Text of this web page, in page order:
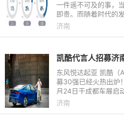
一件遥不可及的事，
即贵。而随着时代的
的年轻一代也有能力
济南
东风悦达起亚 凯酷（
募30强已经火热出炉
月24日于成都车展启
域的出色年轻人来参
济南